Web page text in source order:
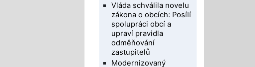
Vláda schválila novelu
zákona o obcích: Posílí
spolupráci obcí a
upraví pravidla
odměňování
zastupitelů
Modernizovaný